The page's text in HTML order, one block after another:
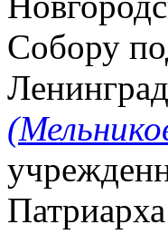
Собору